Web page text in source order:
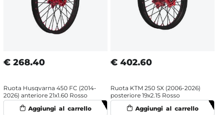
€ 268.40
Ruota Husqvarna 450 FC (2014-
2026) anteriore 21x1.60 Rosso
€ 402.60
Ruota KTM 250 SX (2006-2026)
posteriore 19x2.15 Rosso